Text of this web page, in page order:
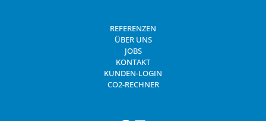
REFERENZEN
ÜBER UNS
JOBS
KONTAKT
KUNDEN-LOGIN
CO2-RECHNER